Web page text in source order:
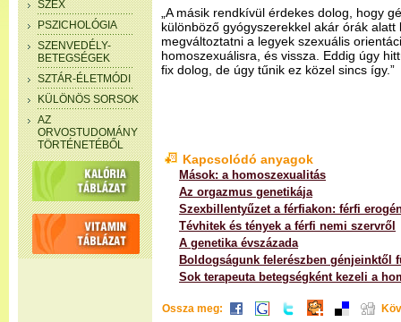
SZEX
PSZICHOLÓGIA
SZENVEDÉLY-
BETEGSÉGEK
SZTÁR-ÉLETMÓDI
KÜLÖNÖS SORSOK
AZ
ORVOSTUDOMÁNY
TÖRTÉNETÉBŐL
„A másik rendkívül érdekes dolog, hogy
különböző gyógyszerekkel akár órák alatt
megváltoztatni a legyek szexuális
homoszexuálisra, és vissza. Eddig úgy
fix dolog, de úgy tűnik ez közel sincs így.”
Kapcsolódó anyagok
Mások: a homoszexualitás
Az orgazmus genetikája
Szexbillentyűzet a férfiakon: férfi
Tévhitek és tények a férfi nemi szervről
A genetika évszázada
Boldogságunk felerészben génjeinktől
Sok terapeuta betegségként kezeli a
Ossza meg: